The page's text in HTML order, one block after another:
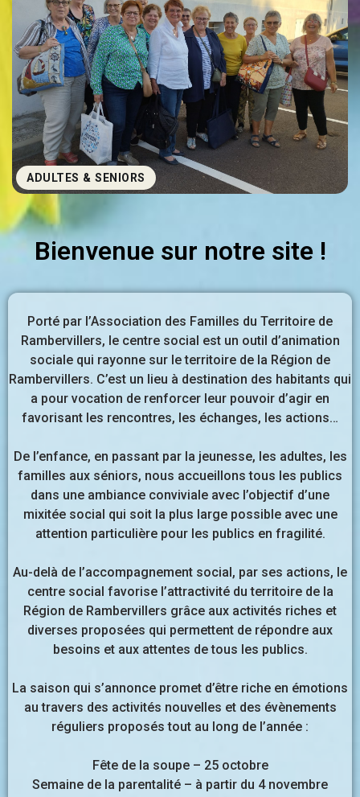
ADULTES & SENIORS
Bienvenue sur notre site !
Porté par l’Association des Familles du Territoire de
Rambervillers, le centre social est un outil d’animation
sociale qui rayonne sur le territoire de la Région de
Rambervillers. C’est un lieu à destination des habitants qui
a pour vocation de renforcer leur pouvoir d’agir en
favorisant les rencontres, les échanges, les actions…
De l’enfance, en passant par la jeunesse, les adultes, les
familles aux séniors, nous accueillons tous les publics
dans une ambiance conviviale avec l’objectif d’une
mixitée social qui soit la plus large possible avec une
attention particulière pour les publics en fragilité.
Au-delà de l’accompagnement social, par ses actions, le
centre social favorise l’attractivité du territoire de la
Région de Rambervillers grâce aux activités riches et
diverses proposées qui permettent de répondre aux
besoins et aux attentes de tous les publics.
La saison qui s’annonce promet d’être riche en émotions
au travers des activités nouvelles et des évènements
réguliers proposés tout au long de l’année :
Fête de la soupe – 25 octobre
Semaine de la parentalité – à partir du 4 novembre